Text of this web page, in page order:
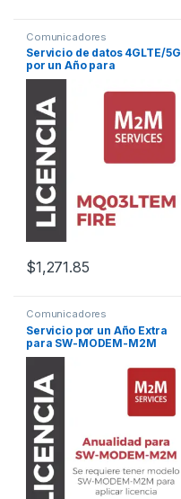
Comunicadores
Servicio de datos 4GLTE/5G
por un Año para
MQ03LTEMFIRE con eventos
$1,271.85
Comunicadores
Servicio por un Año Extra
para SW-MODEM-M2M